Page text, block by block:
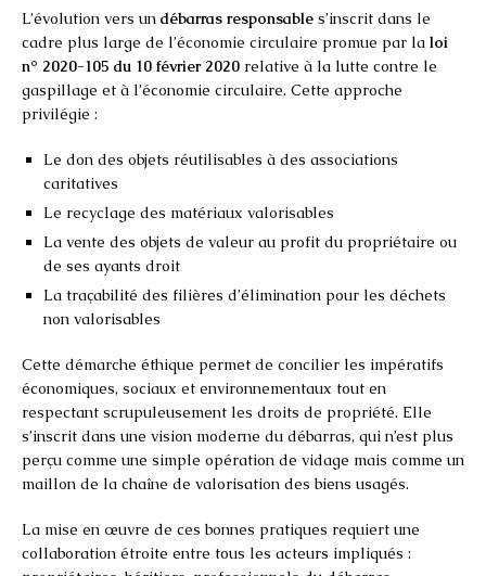
L’évolution vers un débarras responsable s’inscrit dans le
cadre plus large de l’économie circulaire promue par la loi
n° 2020-105 du 10 février 2020 relative à la lutte contre le
gaspillage et à l’économie circulaire. Cette approche
privilégie :
Le don des objets réutilisables à des associations
caritatives
Le recyclage des matériaux valorisables
La vente des objets de valeur au profit du propriétaire ou
de ses ayants droit
La traçabilité des filières d’élimination pour les déchets
non valorisables
Cette démarche éthique permet de concilier les impératifs
économiques, sociaux et environnementaux tout en
respectant scrupuleusement les droits de propriété. Elle
s’inscrit dans une vision moderne du débarras, qui n’est plus
perçu comme une simple opération de vidage mais comme un
maillon de la chaîne de valorisation des biens usagés.
La mise en œuvre de ces bonnes pratiques requiert une
collaboration étroite entre tous les acteurs impliqués :